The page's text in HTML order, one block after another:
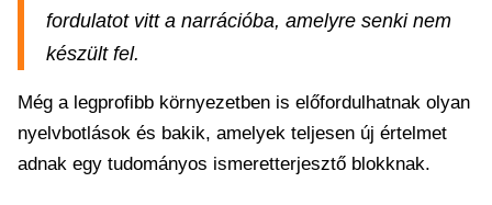
fordulatot vitt a narrációba, amelyre senki nem
készült fel.
Még a legprofibb környezetben is előfordulhatnak olyan
nyelvbotlások és bakik, amelyek teljesen új értelmet
adnak egy tudományos ismeretterjesztő blokknak.